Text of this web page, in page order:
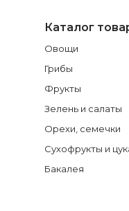
Каталог
Овощи
Грибы
Фрукты
Зелень и салаты
Орехи, семечки
Сухофрукты и
Бакалея